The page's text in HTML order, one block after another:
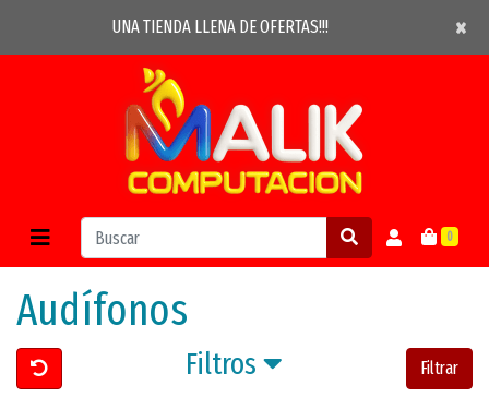
UNA TIENDA LLENA DE OFERTAS!!! ×
×
0
Audífonos
Filtros Filtrar